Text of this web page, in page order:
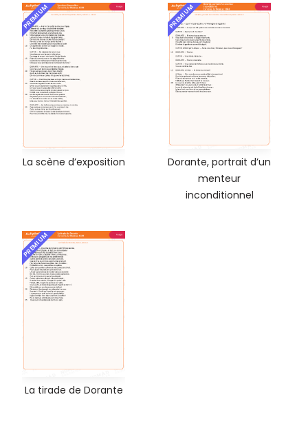
PREMIUM
La scène d’exposition
PREMIUM
Dorante, portrait d’un
menteur
inconditionnel
PREMIUM
La tirade de Dorante